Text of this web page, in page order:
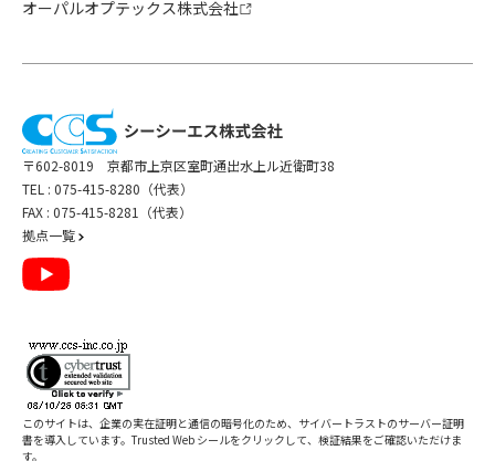
オーパルオプテックス株式会社
〒602-8019 京都市上京区室町通出水上ル近衛町38
TEL : 075-415-8280（代表）
FAX : 075-415-8281（代表）
拠点一覧
このサイトは、企業の実在証明と通信の暗号化のため、サイバートラストのサーバー証明
書を導入しています。Trusted Web シールをクリックして、検証結果をご確認いただけま
す。